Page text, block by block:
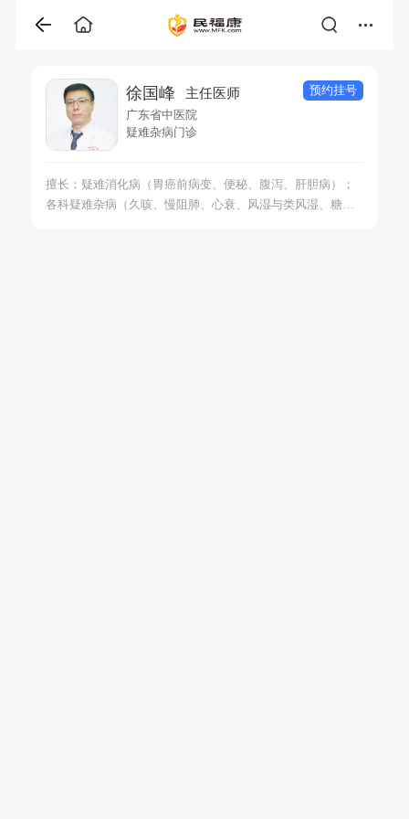
徐国峰 主任医师
广东省中医院
疑难杂病门诊
预约挂号
擅长：疑难消化病（胃癌前病变、便秘、腹泻、肝胆病）；
各科疑难杂病（久咳、慢阻肺、心衰、风湿与类风湿、糖尿